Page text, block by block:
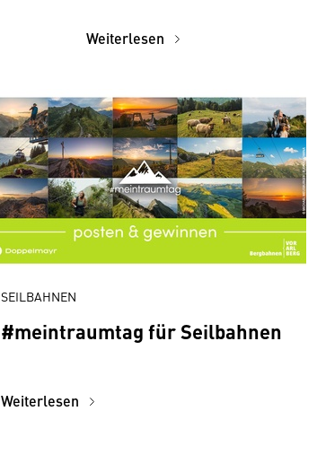
Weiterlesen
SEILBAHNEN
#meintraumtag für Seilbahnen
Weiterlesen